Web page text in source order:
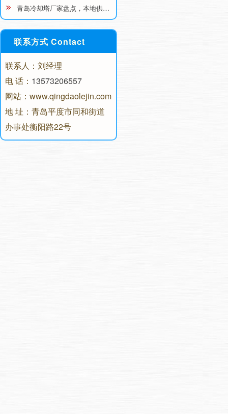
青岛冷却塔厂家盘点，本地供…
联系方式 Contact
联系人：刘经理
电 话： 13573206557
网站：www.qingdaolejin.com
地 址：青岛平度市同和街道
办事处衡阳路22号